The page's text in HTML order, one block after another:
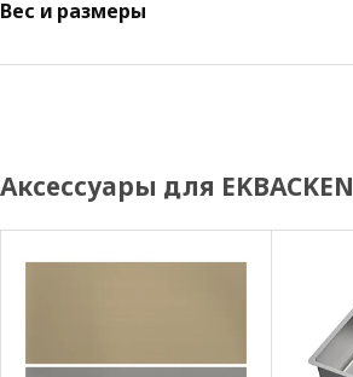
Вес и размеры
Аксессуары для EKBACKEN